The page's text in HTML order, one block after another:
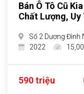
Bán Ô Tô Cũ
Chất Lượng, Uy
Số 2 Dương Đình
2022
590 triệu